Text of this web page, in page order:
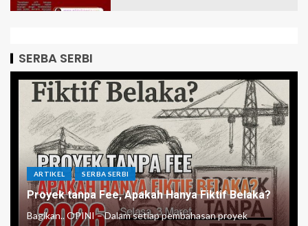
SERBA SERBI
ARTIKEL SERBA SERBI
Proyek tanpa Fee, Apakah Hanya Fiktif Belaka?
Bagikan.. OPINI – Dalam setiap pembahasan proyek